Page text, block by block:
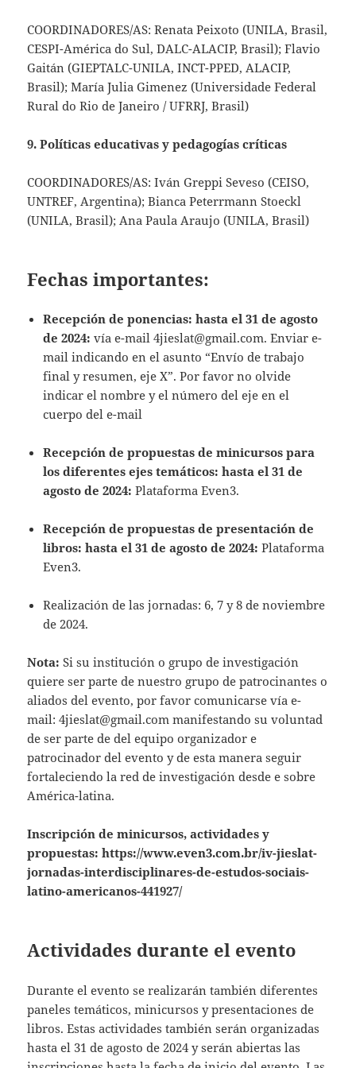
COORDINADORES/AS: Renata Peixoto (UNILA, Brasil,
CESPI-América do Sul, DALC-ALACIP, Brasil); Flavio
Gaitán (GIEPTALC-UNILA, INCT-PPED, ALACIP,
Brasil); María Julia Gimenez (Universidade Federal
Rural do Rio de Janeiro / UFRRJ, Brasil)
9. Políticas educativas y pedagogías críticas
COORDINADORES/AS: Iván Greppi Seveso (CEISO,
UNTREF, Argentina); Bianca Peterrmann Stoeckl
(UNILA, Brasil); Ana Paula Araujo (UNILA, Brasil)
Fechas importantes:
Recepción de ponencias: hasta el 31 de agosto
de 2024:vía e-mail4jieslat@gmail.com. Enviar e-
mail indicando en el asunto “Envío de trabajo
final y resumen, eje X”. Por favor no olvide
indicar el nombre y el número del eje en el
cuerpo del e-mail
Recepción de propuestas de minicursos para
los diferentes ejes temáticos: hasta el 31 de
agosto de 2024:Plataforma Even3.
Recepción de propuestas de presentación de
libros: hasta el 31 de agosto de 2024:Plataforma
Even3.
Realización de las jornadas: 6, 7 y 8 de noviembre
de 2024.
Nota:Si su institución o grupo de investigación
quiere ser parte de nuestro grupo de patrocinantes o
aliados del evento, por favor comunicarse vía e-
mail:4jieslat@gmail.com manifestando su voluntad
de ser parte de del equipo organizador e
patrocinador del evento y de esta manera seguir
fortaleciendo la red de investigación desde e sobre
América-latina.
Inscripción de minicursos, actividades y
propuestas:https://www.even3.com.br/iv-jieslat-
jornadas-interdisciplinares-de-estudos-sociais-
latino-americanos-441927/
Actividades durante el evento
Durante el evento se realizarán también diferentes
paneles temáticos, minicursos y presentaciones de
libros. Estas actividades también serán organizadas
hasta el 31 de agosto de 2024 y serán abiertas las